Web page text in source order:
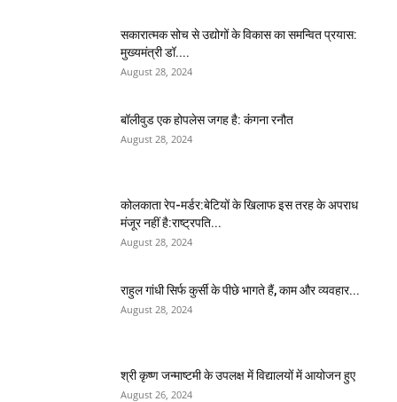
सकारात्मक सोच से उद्योगों के विकास का समन्वित प्रयास:
मुख्यमंत्री डॉ....
August 28, 2024
बॉलीवुड एक होपलेस जगह है: कंंगना रनौत
August 28, 2024
कोलकाता रेप-मर्डर:बेटियों के खिलाफ इस तरह के अपराध
मंजूर नहीं है:राष्ट्रपति...
August 28, 2024
राहुल गांधी सिर्फ कुर्सी के पीछे भागते हैं, काम और व्यवहार...
August 28, 2024
श्री कृष्ण जन्माष्टमी के उपलक्ष में विद्यालयों में आयोजन हुए
August 26, 2024